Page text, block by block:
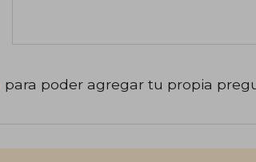
para poder agregar tu propia